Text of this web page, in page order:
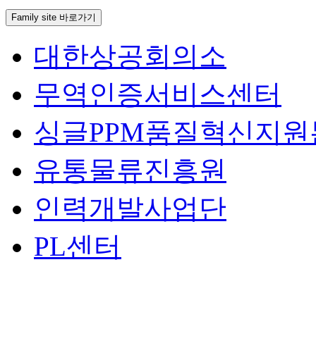
Family site 바로가기
대한상공회의소
무역인증서비스센터
싱글PPM품질혁신지
유통물류진흥원
인력개발사업단
PL센터